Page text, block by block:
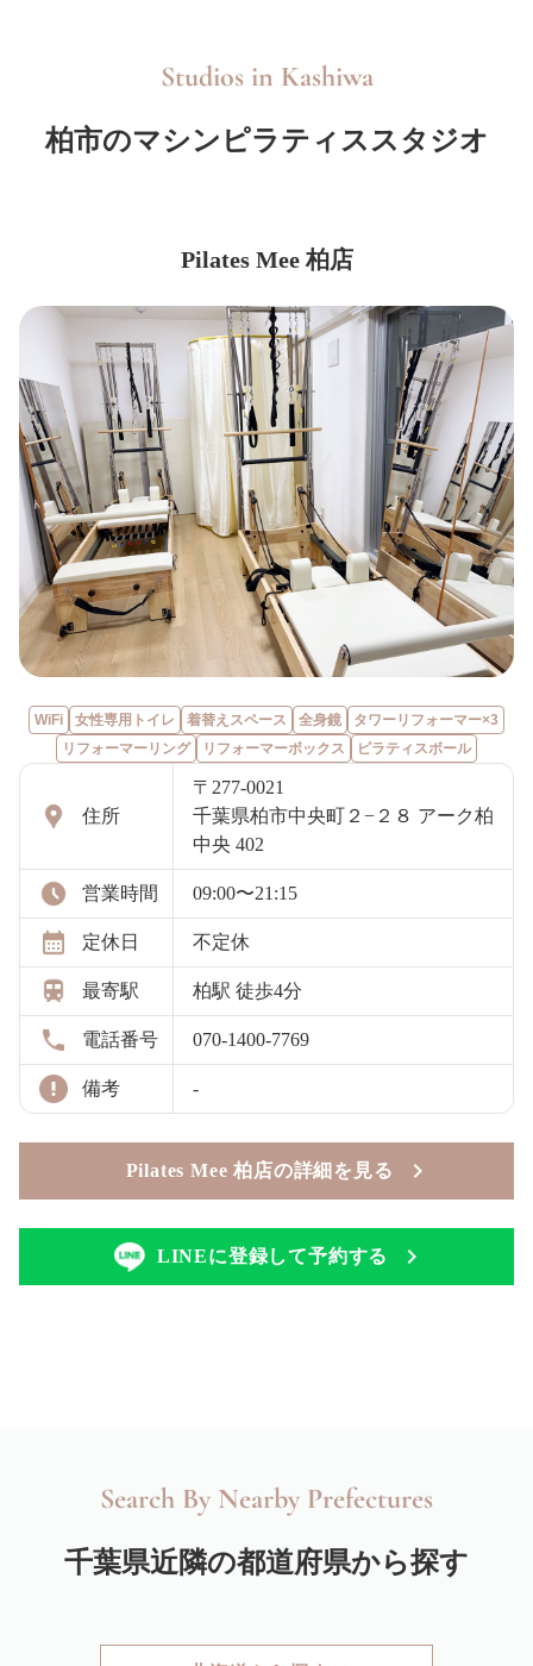
Studios in Kashiwa
柏市のマシンピラティススタジオ
Pilates Mee 柏店
WiFi 女性専用トイレ 着替えスペース 全身鏡
タワーリフォーマー×3
リフォーマーリング
リフォーマーボックス ピラティスボール
住所
〒277-0021
千葉県柏市中央町２−２８ アーク柏
中央 402
営業時間 09:00〜21:15
定休日 不定休
最寄駅 柏駅 徒歩4分
電話番号 070-1400-7769
備考 -
Pilates Mee 柏店の詳細を見る
LINEに登録して予約する
Search By Nearby Prefectures
千葉県近隣の都道府県から探す